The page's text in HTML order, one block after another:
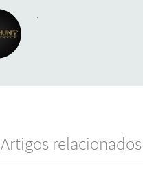
.
Artigos relacionados